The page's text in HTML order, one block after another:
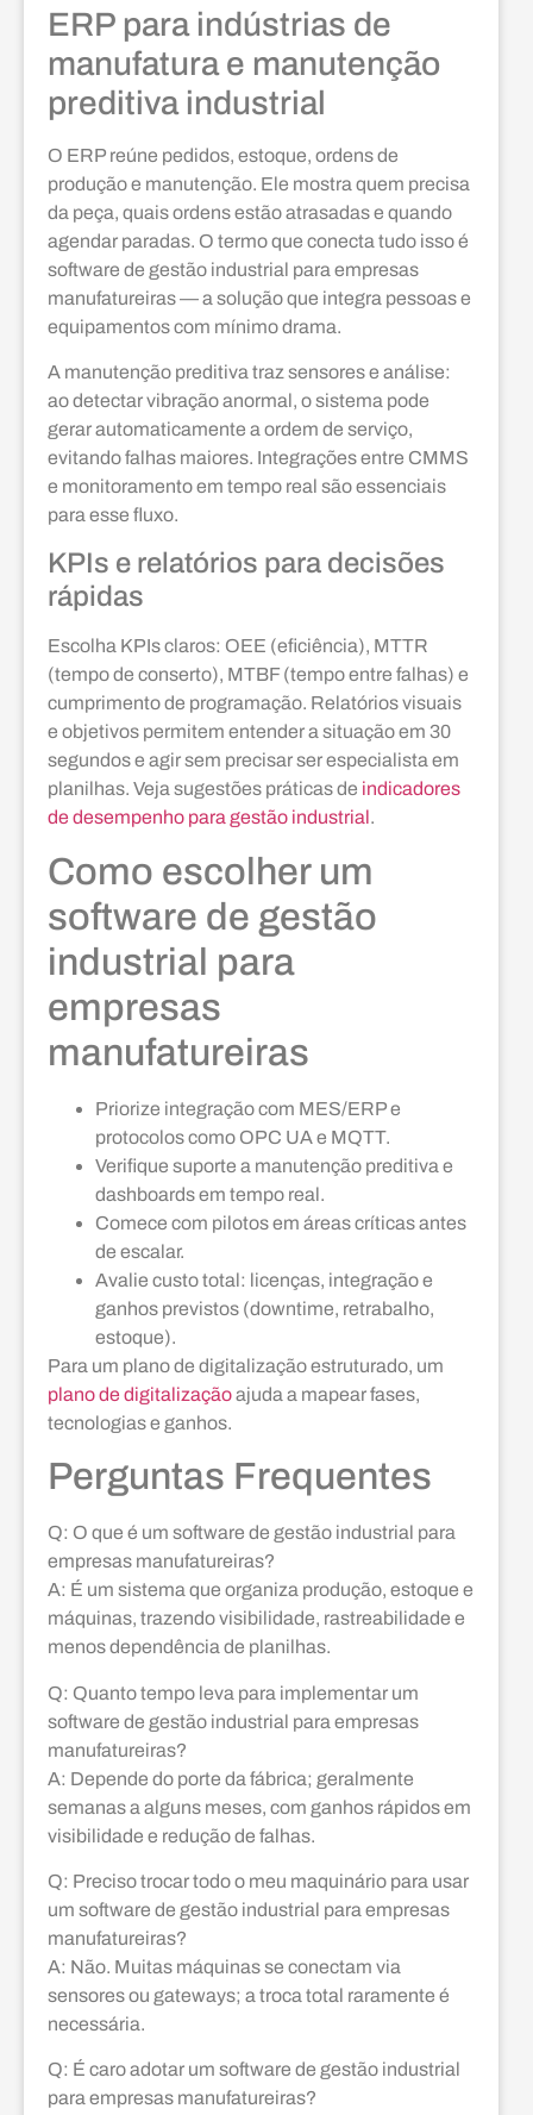
ERP para indústrias de
manufatura e manutenção
preditiva industrial
O ERP reúne pedidos, estoque, ordens de
produção e manutenção. Ele mostra quem precisa
da peça, quais ordens estão atrasadas e quando
agendar paradas. O termo que conecta tudo isso é
software de gestão industrial para empresas
manufatureiras — a solução que integra pessoas e
equipamentos com mínimo drama.
A manutenção preditiva traz sensores e análise:
ao detectar vibração anormal, o sistema pode
gerar automaticamente a ordem de serviço,
evitando falhas maiores. Integrações entre CMMS
e monitoramento em tempo real são essenciais
para esse fluxo.
KPIs e relatórios para decisões
rápidas
Escolha KPIs claros: OEE (eficiência), MTTR
(tempo de conserto), MTBF (tempo entre falhas) e
cumprimento de programação. Relatórios visuais
e objetivos permitem entender a situação em 30
segundos e agir sem precisar ser especialista em
planilhas. Veja sugestões práticas de indicadores
de desempenho para gestão industrial.
Como escolher um
software de gestão
industrial para
empresas
manufatureiras
Priorize integração com MES/ERP e
protocolos como OPC UA e MQTT.
Verifique suporte a manutenção preditiva e
dashboards em tempo real.
Comece com pilotos em áreas críticas antes
de escalar.
Avalie custo total: licenças, integração e
ganhos previstos (downtime, retrabalho,
estoque).
Para um plano de digitalização estruturado, um
plano de digitalizaçãoajuda a mapear fases,
tecnologias e ganhos.
Perguntas Frequentes
Q: O que é um software de gestão industrial para
empresas manufatureiras?
A: É um sistema que organiza produção, estoque e
máquinas, trazendo visibilidade, rastreabilidade e
menos dependência de planilhas.
Q: Quanto tempo leva para implementar um
software de gestão industrial para empresas
manufatureiras?
A: Depende do porte da fábrica; geralmente
semanas a alguns meses, com ganhos rápidos em
visibilidade e redução de falhas.
Q: Preciso trocar todo o meu maquinário para usar
um software de gestão industrial para empresas
manufatureiras?
A: Não. Muitas máquinas se conectam via
sensores ou gateways; a troca total raramente é
necessária.
Q: É caro adotar um software de gestão industrial
para empresas manufatureiras?